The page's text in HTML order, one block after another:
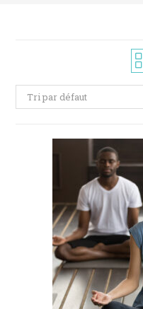
Tri par défaut